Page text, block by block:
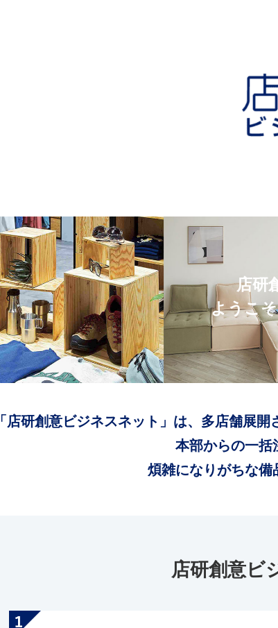
店研
ようこ
「店研創意ビジネスネット」は、多店舗展
本部からの一括
煩雑になりがちな備
店研創意ビ